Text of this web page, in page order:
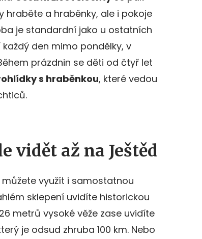
a hraběnky, ale i pokoje
je standardní jako u ostatních
den mimo pondělky, v
prázdnin se děti od čtyř let
s hraběnkou, které vedou
vidět až na Ještěd
využít i samostatnou
sklepení uvidíte historickou
metrů vysoké věže zase uvidíte
je odsud zhruba 100 km. Nebo